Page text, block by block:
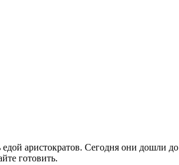
аристократов. Сегодня они дошли
готовить.